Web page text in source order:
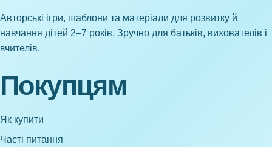
Авторські ігри, шаблони та матеріали для розвитку й
навчання дітей 2–7 років. Зручно для батьків, вихователів і
вчителів.
Покупцям
Як купити
Часті питання